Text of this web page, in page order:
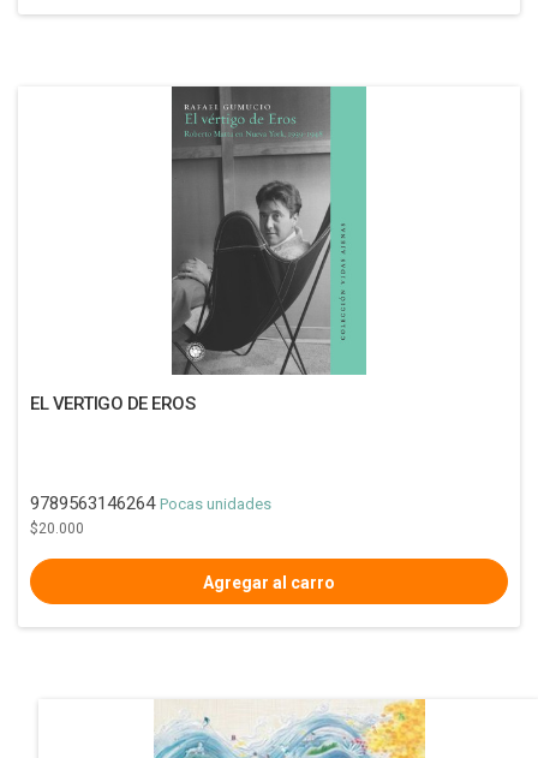
EL VERTIGO DE EROS
9789563146264 Pocas unidades
$20.000